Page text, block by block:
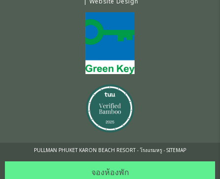
PULLMAN PHUKET KARON BEACH RESORT - โรงแรมหรู - SITEMAP
จองห้องพัก